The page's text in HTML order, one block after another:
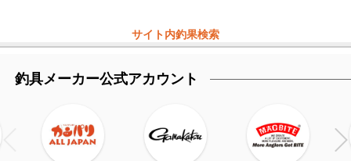
サイト内釣果検索
釣具メーカー公式アカウント